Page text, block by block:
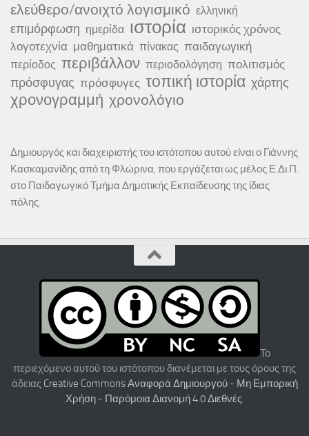
ελεύθερο/ανοιχτό λογισμικό ελληνική
επιμόρφωση ημερίδα ιστορία ιστορικός χρόνος
λογοτεχνία μαθηματικά πίνακας παιδαγωγική
περίοδος περιβάλλον περιοδολόγηση πολιτισμός
πρόσφυγας πρόσφυγες τοπική ιστορία χάρτης
χρονογραμμή χρονολόγιο
Δημιουργός και διαχειριστής του ιστότοπου αυτού είναι ο Γιάννης
Κασκαμανίδης από τη Φλώρινα, που εργάζεται ως μέλος Ε.Δι.Π.
στο Παιδαγωγικό Τμήμα Δημοτικής Εκπαίδευσης της ίδιας
πόλης.
Το
περιεχόμενο αυτού του ιστότοπου διανέμεται με τους όρους της
άδειας Creative Commons Αναφορά Δημιουργού - Μη Εμπορική
Χρήση - Παρόμοια Διανομή 4.0 Διεθνές.